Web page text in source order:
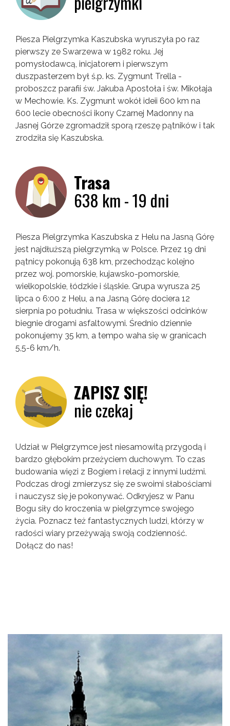
Piesza Pielgrzymka Kaszubska wyruszyła po raz
pierwszy ze Swarzewa w 1982 roku. Jej
pomysłodawcą, inicjatorem i pierwszym
duszpasterzem był ś.p. ks. Zygmunt Trella -
proboszcz parafii św. Jakuba Apostoła i św. Mikołaja
w Mechowie. Ks. Zygmunt wokół ideii 600 km na
600 lecie obecności ikony Czarnej Madonny na
Jasnej Górze zgromadził sporą rzeszę pątników i tak
zrodziła się Kaszubska.
Trasa
638 km - 19 dni
Piesza Pielgrzymka Kaszubska z Helu na Jasną Górę
jest najdłuższą pielgrzymką w Polsce. Przez 19 dni
pątnicy pokonują 638 km, przechodząc kolejno
przez woj. pomorskie, kujawsko-pomorskie,
wielkopolskie, łódzkie i śląskie. Grupa wyrusza 25
lipca o 6:00 z Helu, a na Jasną Górę dociera 12
sierpnia po południu. Trasa w większości odcinków
biegnie drogami asfaltowymi. Średnio dziennie
pokonujemy 35 km, a tempo waha się w granicach
5,5-6 km/h.
ZAPISZ SIĘ!
nie czekaj
Udział w Pielgrzymce jest niesamowitą przygodą i
bardzo głębokim przeżyciem duchowym. To czas
budowania więzi z Bogiem i relacji z innymi ludźmi.
Podczas drogi zmierzysz się ze swoimi słabościami
i nauczysz się je pokonywać. Odkryjesz w Panu
Bogu siły do kroczenia w pielgrzymce swojego
życia. Poznacz też fantastycznych ludzi, którzy w
radości wiary przeżywają swoją codzienność.
Dołącz do nas!